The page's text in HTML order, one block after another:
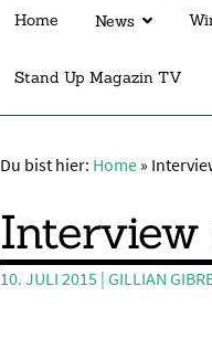
Home News
Stand Up Magazin TV
Du bist hier: Home »
10. JULI 2015 |GILLIAN